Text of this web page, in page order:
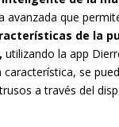
avanzada que
de la
utilizando la app
característica, se
a través del